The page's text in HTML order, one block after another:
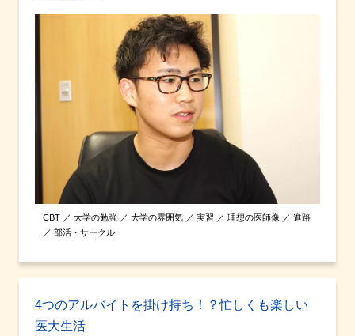
CBT ／ 大学の勉強 ／ 大学の雰囲気 ／ 実習 ／ 理想の医師像 ／ 進路
／ 部活・サークル
4つのアルバイトを掛け持ち！？忙しくも楽しい
医大生活